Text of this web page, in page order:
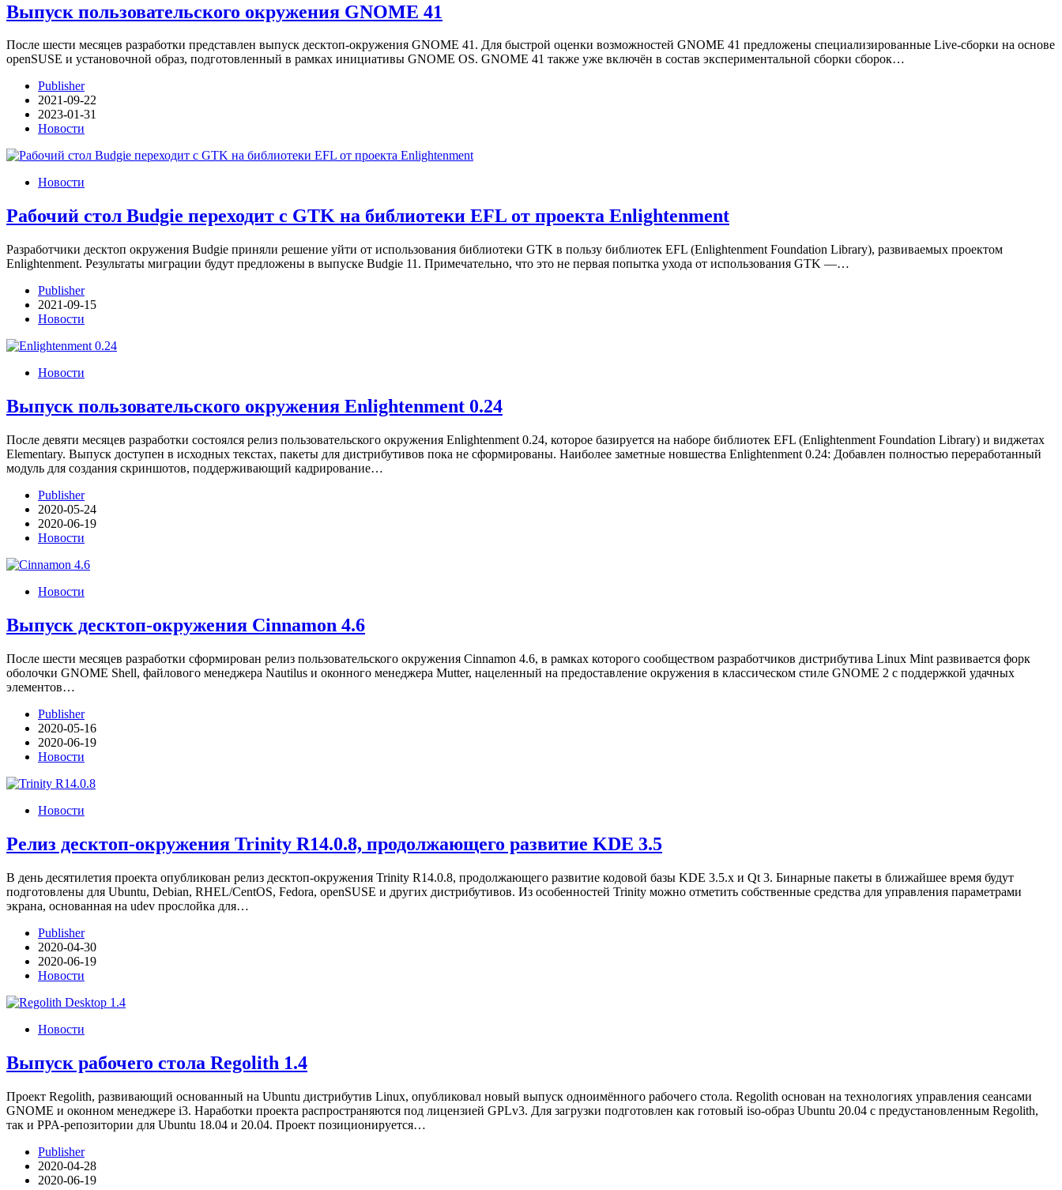
Выпуск пользовательского окружения GNOME 41
После шести месяцев разработки представлен выпуск десктоп-окружения GNOME 41. Для быстрой оценки возможностей GNOME 41 предложены специализированные Live-сборки на основе
openSUSE и установочной образ, подготовленный в рамках инициативы GNOME OS. GNOME 41 также уже включён в состав экспериментальной сборки сборок…
Publisher
2021-09-22
2023-01-31
Новости
Новости
Рабочий стол Budgie переходит с GTK на библиотеки EFL от проекта Enlightenment
Разработчики десктоп окружения Budgie приняли решение уйти от использования библиотеки GTK в пользу библиотек EFL (Enlightenment Foundation Library), развиваемых проектом
Enlightenment. Результаты миграции будут предложены в выпуске Budgie 11. Примечательно, что это не первая попытка ухода от использования GTK —…
Publisher
2021-09-15
Новости
Новости
Выпуск пользовательского окружения Enlightenment 0.24
После девяти месяцев разработки состоялся релиз пользовательского окружения Enlightenment 0.24, которое базируется на наборе библиотек EFL (Enlightenment Foundation Library) и виджетах
Elementary. Выпуск доступен в исходных текстах, пакеты для дистрибутивов пока не сформированы. Наиболее заметные новшества Enlightenment 0.24: Добавлен полностью переработанный
модуль для создания скриншотов, поддерживающий кадрирование…
Publisher
2020-05-24
2020-06-19
Новости
Новости
Выпуск десктоп-окружения Cinnamon 4.6
После шести месяцев разработки сформирован релиз пользовательского окружения Cinnamon 4.6, в рамках которого сообществом разработчиков дистрибутива Linux Mint развивается форк
оболочки GNOME Shell, файлового менеджера Nautilus и оконного менеджера Mutter, нацеленный на предоставление окружения в классическом стиле GNOME 2 c поддержкой удачных
элементов…
Publisher
2020-05-16
2020-06-19
Новости
Новости
Релиз десктоп-окружения Trinity R14.0.8, продолжающего развитие KDE 3.5
В день десятилетия проекта опубликован релиз десктоп-окружения Trinity R14.0.8, продолжающего развитие кодовой базы KDE 3.5.x и Qt 3. Бинарные пакеты в ближайшее время будут
подготовлены для Ubuntu, Debian, RHEL/CentOS, Fedora, openSUSE и других дистрибутивов. Из особенностей Trinity можно отметить собственные средства для управления параметрами
экрана, основанная на udev прослойка для…
Publisher
2020-04-30
2020-06-19
Новости
Новости
Выпуск рабочего стола Regolith 1.4
Проект Regolith, развивающий основанный на Ubuntu дистрибутив Linux, опубликовал новый выпуск одноимённого рабочего стола. Regolith основан на технологиях управления сеансами
GNOME и оконном менеджере i3. Наработки проекта распространяются под лицензией GPLv3. Для загрузки подготовлен как готовый iso-образ Ubuntu 20.04 с предустановленным Regolith,
так и PPA-репозитории для Ubuntu 18.04 и 20.04. Проект позиционируется…
Publisher
2020-04-28
2020-06-19